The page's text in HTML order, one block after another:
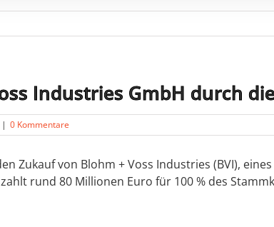
Industries GmbH durch
| 0 Kommentare
Zukauf von Blohm + Voss Industries (BVI),
rund 80 Millionen Euro für 100 % des